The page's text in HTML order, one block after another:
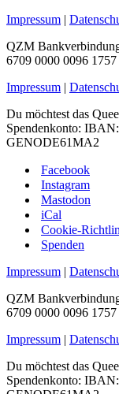
Impressum |
QZM
6709 0000 0096 1757
Impressum |
Du möchtest das
Spendenkonto:
GENODE61MA2
Facebook
Instagram
Mastodon
iCal
Cookie-
Spenden
Impressum |
QZM
6709 0000 0096 1757
Impressum |
Du möchtest das
Spendenkonto: